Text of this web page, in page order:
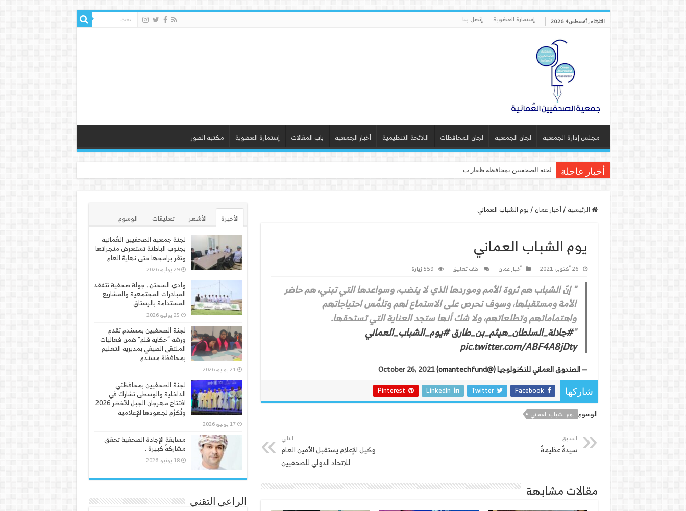
الثلاثاء , أغسطس 4 2026 إستمارة العضوية إتصل بنا
مجلس إدارة الجمعية لجان الجمعية لجان المحافظات اللائحة التنظيمية أخبار الجمعية باب المقالات إستمارة العضوية مكتبة الصور
أخبار عاجلة لجنة الصحفيين بمحافظة ظفار تنفذ ورشة عمل “أساسي
الرئيسية /أخبار عمان /يوم الشباب العماني
يوم الشباب العماني
26 أكتوبر، 2021 أخبار عمان اضف تعليق 559 زيارة
" إنّ الشباب هم ثروة الأمم وموردها الذي لا ينضب، وسواعدها التي تبني، هم حاضر
الأمة ومستقبلها، وسوف نحرص على الاستماع لهم وتلمُّس احتياجاتهم
واهتماماتهم وتطلعاتهم، ولا شك أنها ستجد العناية التي تستحقها.
"#جلالة_السلطان_هيثم_بن_طارق#يوم_الشباب_العماني
pic.twitter.com/ABF4A8jDty
— الصندوق العماني للتكنولوجيا (@omantechfund) October 26, 2021
شاركها Facebook
Twitter
LinkedIn
Pinterest
الوسوم يوم الشباب العماني
السابق
سيدةٌ عظيمةٌ
التالي
وكيل الإعلام يستقبل الأمين العام
للاتحاد الدولي للصحفيين
مقالات مشابهة
الأخيرة الأشهر تعليقات
الوسوم
لجنة جمعية الصحفيين العُمانية
بجنوب الباطنة تستعرض منجزاتها
وتقر برامجها حتى نهاية العام
29 يوليو، 2026
وادي السحتن.. جولة صحفية تتفقد
المبادرات المجتمعية والمشاريع
المستدامة بالرستاق
25 يوليو، 2026
لجنة الصحفيين بمسندم تقدم
ورشة “حكاية قلم” ضمن فعاليات
الملتقى الصيفي بمديرية التعليم
بمحافظة مسندم
21 يوليو، 2026
لجنة الصحفيين بمحافظتي
الداخلية والوسطى تشارك في
افتتاح مهرجان الجبل الأخضر 2026
وتُكرَّم لجهودها الإعلامية
17 يوليو، 2026
مسابقة الإجادة الصحفية تحقق
مشاركةً كبيرة .
18 يونيو، 2026
الراعي التقني